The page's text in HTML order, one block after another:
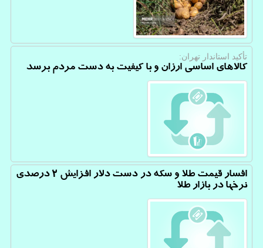
تأکید استاندار تهران:
کالاهای اساسی ارزان و با کیفیت به دست مردم برسد
افسار قیمت طلا و سکه در دست دلار افزایش 2 درصدی
نرخها در بازار طلا